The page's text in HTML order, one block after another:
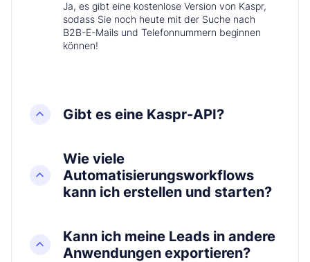
Ja, es gibt eine kostenlose Version von Kaspr,
sodass Sie noch heute mit der Suche nach
B2B-E-Mails und Telefonnummern beginnen
können!
Gibt es eine Kaspr-API?
Wie viele
Automatisierungsworkflows
kann ich erstellen und starten?
Kann ich meine Leads in andere
Anwendungen exportieren?